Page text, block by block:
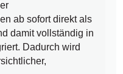
ab sofort direkt als
damit vollständig in
Dadurch wird